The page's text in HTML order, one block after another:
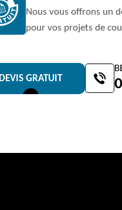
Nous vous offrons un
pour vos projets de
DEVIS GRATUIT